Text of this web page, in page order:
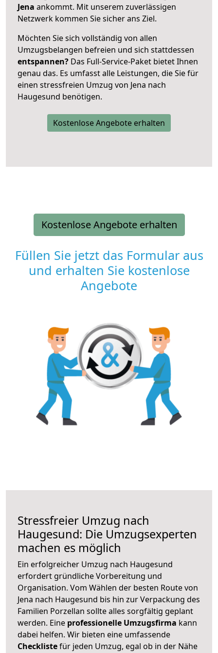
Jena ankommt. Mit unserem zuverlässigen
Netzwerk kommen Sie sicher ans Ziel.
Möchten Sie sich vollständig von allen
Umzugsbelangen befreien und sich stattdessen
entspannen? Das Full-Service-Paket bietet Ihnen
genau das. Es umfasst alle Leistungen, die Sie für
einen stressfreien Umzug von Jena nach
Haugesund benötigen.
Kostenlose Angebote erhalten
Kostenlose Angebote erhalten
Füllen Sie jetzt das Formular aus
und erhalten Sie kostenlose
Angebote
Stressfreier Umzug nach
Haugesund: Die Umzugsexperten
machen es möglich
Ein erfolgreicher Umzug nach Haugesund
erfordert gründliche Vorbereitung und
Organisation. Vom Wählen der besten Route von
Jena nach Haugesund bis hin zur Verpackung des
Familien Porzellan sollte alles sorgfältig geplant
werden. Eine professionelle Umzugsfirma kann
dabei helfen. Wir bieten eine umfassende
Checklistefür jeden Umzug, egal ob in der Nähe